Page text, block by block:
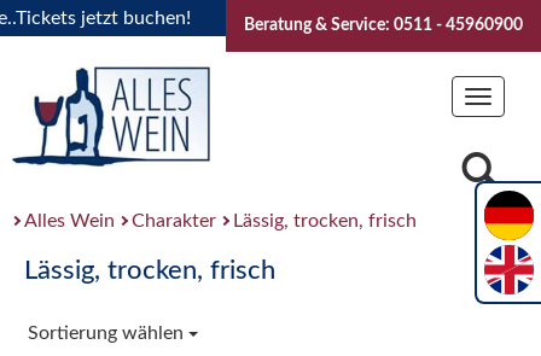
jetzt buchen! "Das Sommerfest 2026" Vive la
Beratung & Service: 0511 - 45960900
Toggle
Alles Wein Charakter Lässig, trocken, frisch
Lässig, trocken, frisch
Sortierung wählen